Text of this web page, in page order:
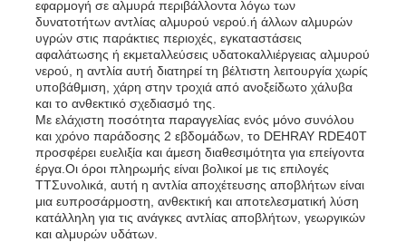
εφαρμογή σε αλμυρά περιβάλλοντα λόγω των
δυνατοτήτων αντλίας αλμυρού νερού.ή άλλων αλμυρών
υγρών στις παράκτιες περιοχές, εγκαταστάσεις
αφαλάτωσης ή εκμεταλλεύσεις υδατοκαλλιέργειας αλμυρού
νερού, η αντλία αυτή διατηρεί τη βέλτιστη λειτουργία χωρίς
υποβάθμιση, χάρη στην τροχιά από ανοξείδωτο χάλυβα
και το ανθεκτικό σχεδιασμό της.
Με ελάχιστη ποσότητα παραγγελίας ενός μόνο συνόλου
και χρόνο παράδοσης 2 εβδομάδων, το DEHRAY RDE40T
προσφέρει ευελιξία και άμεση διαθεσιμότητα για επείγοντα
έργα.Οι όροι πληρωμής είναι βολικοί με τις επιλογές
TTΣυνολικά, αυτή η αντλία αποχέτευσης αποβλήτων είναι
μια ευπροσάρμοστη, ανθεκτική και αποτελεσματική λύση
κατάλληλη για τις ανάγκες αντλίας αποβλήτων, γεωργικών
και αλμυρών υδάτων.